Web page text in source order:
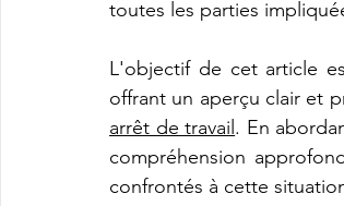
toutes les parties
L'objectif de cet article
offrant un aperçu clair et
arrêt de travail . En
compréhension
confrontés à cette